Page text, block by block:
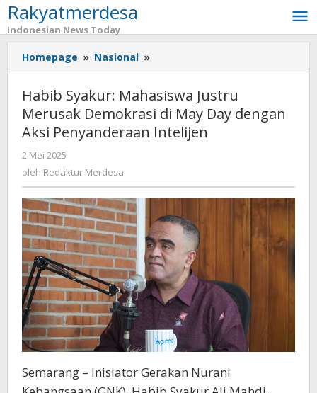
Lewati
ke
konten
Rakyatmerdesa
Indonesian News Today
Homepage » Nasional »
Syakur:
Justru
Merusak
Demokrasi
dengan
Penyanderaan
Intelijen
Habib Syakur: Mahasiswa Justru
Merusak Demokrasi di May Day dengan
Aksi Penyanderaan Intelijen
2 Mei 2025
Redaktur
oleh Redaktur Merdesa
Semarang – Inisiator Gerakan Nurani